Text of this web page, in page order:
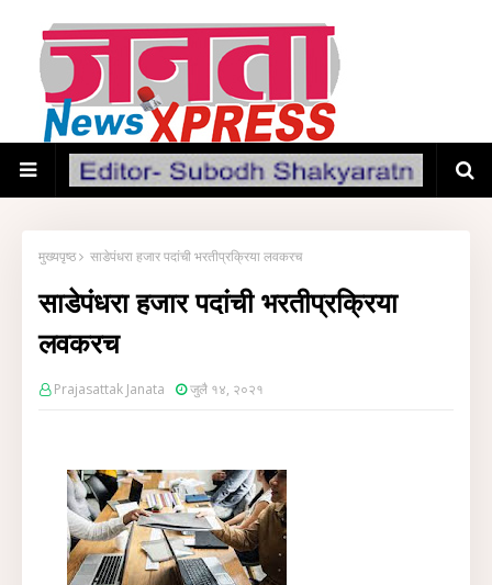
मुख्यपृष्ठ साडेपंधरा हजार पदांची भरतीप्रक्रिया लवकरच
साडेपंधरा हजार पदांची भरतीप्रक्रिया
लवकरच
Prajasattak Janata जुलै १४, २०२१